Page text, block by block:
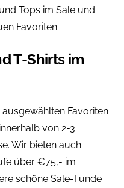
Tops im Sale und
Favoriten.
T-Shirts im
Favoriten
von 2-3
Wir bieten auch
über €75,- im
schöne Sale-Funde